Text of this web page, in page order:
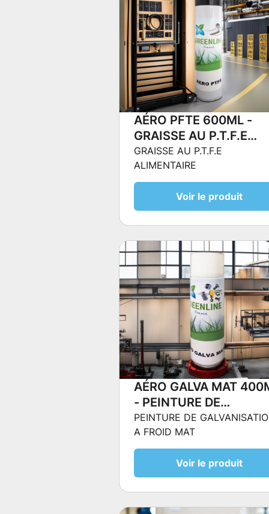
AÉRO PFTE 600ML -
GRAISSE AU P.T.F.E
ALIMENTAIRE
GRAISSE AU P.T.F.E
ALIMENTAIRE
Voir le produit
AÉRO GALVA MAT
- PEINTURE DE
GALVANISATION A
MAT
PEINTURE DE
A FROID MAT
Voir le produit